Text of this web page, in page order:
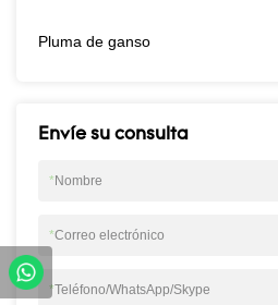
Pluma de ganso
Envíe su consulta
*Nombre
*Correo electrónico
*Teléfono/WhatsApp/Skype